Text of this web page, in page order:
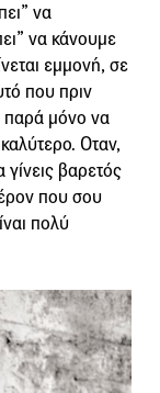
να
να κάνουμε
εμμονή, σε
που πριν
παρά μόνο να
καλύτερο. Οταν,
βαρετός
που σου
πολύ